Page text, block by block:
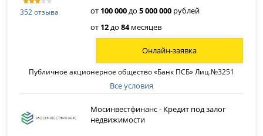
352 отзыва
от 100 000до5 000 000 рублей
от 12до84месяцев
Все условия
Публичное акционерное общество «Банк ПСБ» Лиц.№3251
Онлайн-заявка
Мосинвестфинанс - Кредит под залог
недвижимости